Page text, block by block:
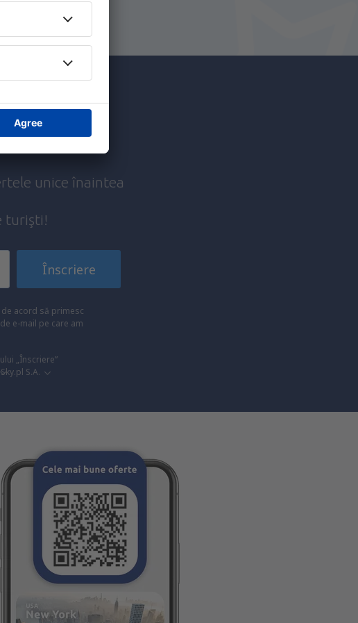
mai
unice înaintea
turişti!
Înscriere
de acord să primesc
e-mail pe care am
„Înscriere”
S.A.